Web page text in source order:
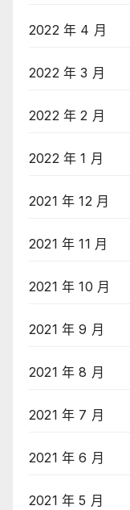
2022 年 4 月
2022 年 3 月
2022 年 2 月
2022 年 1 月
2021 年 12 月
2021 年 11 月
2021 年 10 月
2021 年 9 月
2021 年 8 月
2021 年 7 月
2021 年 6 月
2021 年 5 月